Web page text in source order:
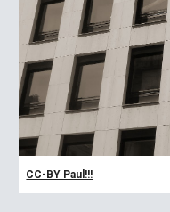
CC-BY Paul!!!